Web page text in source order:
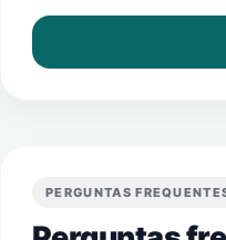
PERGUNTAS